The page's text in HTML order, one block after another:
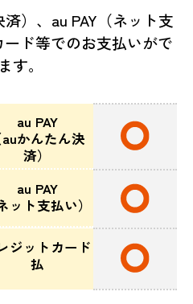
）、au PAY（ネット支
ド等でのお支払いがで
す。
au PAY
auかんたん決
済）
au PAY
ット支払い）
ジットカード
払